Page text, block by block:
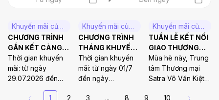
Khuyến mãi của SATRAMART đang diễn ra
CHƯƠNG TRÌNH
GẮN KẾT CÀNG
LÂU – ƯU ĐÃI
CÀNG NHIỀU (TỪ
29.07.2026 ĐẾN
09.08.2026)
Thời gian khuyến
mãi: từ ngày
29.07.2026 đến
09.08.2026
Khuyến mãi của SATRAMART hết CTKM
CHƯƠNG TRÌNH
THÁNG KHUYẾN
MÃI – NHIỀU ƯU
ĐÃI (TỪ
01.07.2026 ĐẾN
Thời gian khuyến
mãi: từ ngày 01/7
đến ngày
Khuyến mãi của SATRAMART hết CTKM
TUẦN LỄ KẾT NỐI
GIAO THƯƠNG
TẠI TRUNG TÂM
THƯƠNG MẠI
SATRA VÕ VĂN
Mùa hè này, Trung
tâm Thương mại
Satra Võ Văn Kiệt
1 2 3 ... 8 9 10